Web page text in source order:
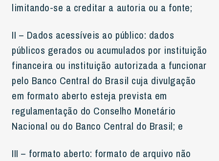
limitando-se a creditar a autoria ou a fonte;
II – Dados acessíveis ao público: dados
públicos gerados ou acumulados por instituição
financeira ou instituição autorizada a funcionar
pelo Banco Central do Brasil cuja divulgação
em formato aberto esteja prevista em
regulamentação do Conselho Monetário
Nacional ou do Banco Central do Brasil; e
III – formato aberto: formato de arquivo não